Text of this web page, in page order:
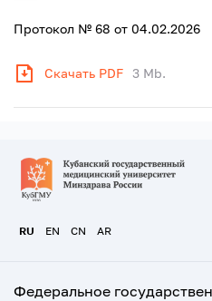
Протокол № 68 от 04.02.2026
Скачать PDF 3 Mb.
RU EN CN AR
Федеральное